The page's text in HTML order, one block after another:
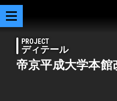
PROJECT
ディテール
帝京平成大学本館